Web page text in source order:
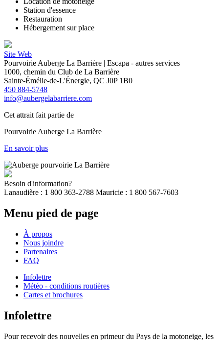
Station d'essence
Restauration
Hébergement sur place
Site Web
Pourvoirie Auberge La Barrière | Escapa - autres services
1000, chemin du Club de La Barrière
Sainte-Émélie-de-L'Énergie, QC J0P 1B0
450 884-5748
info@aubergelabarriere.com
Cet attrait fait partie de
Pourvoirie Auberge La Barrière
En savoir plus
Besoin d'information?
Lanaudière : 1 800 363-2788 Mauricie : 1 800 567-7603
Menu pied de page
À propos
Nous joindre
Partenaires
FAQ
Infolettre
Météo - conditions routières
Cartes et brochures
Infolettre
Pour recevoir des nouvelles en primeur du Pays de la motoneige, les